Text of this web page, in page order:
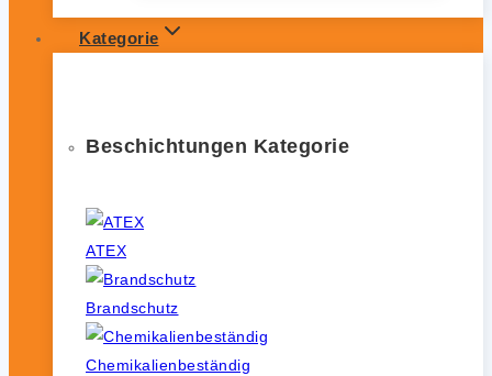
Kategorie
Beschichtungen Kategorie
ATEX
Brandschutz
Chemikalienbeständig